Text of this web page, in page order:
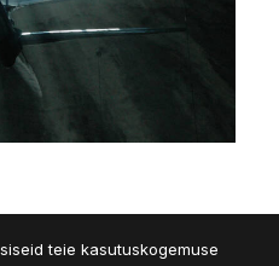
teie kasutuskogemuse